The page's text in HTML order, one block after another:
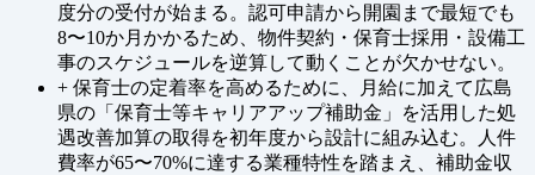
度分の受付が始まる。認可申請から開園まで最短でも
8〜10か月かかるため、物件契約・保育士採用・設備工
事のスケジュールを逆算して動くことが欠かせない。
+ 保育士の定着率を高めるために、月給に加えて広島
県の「保育士等キャリアアップ補助金」を活用した処
遇改善加算の取得を初年度から設計に組み込む。人件
費率が65〜70%に達する業種特性を踏まえ、補助金収